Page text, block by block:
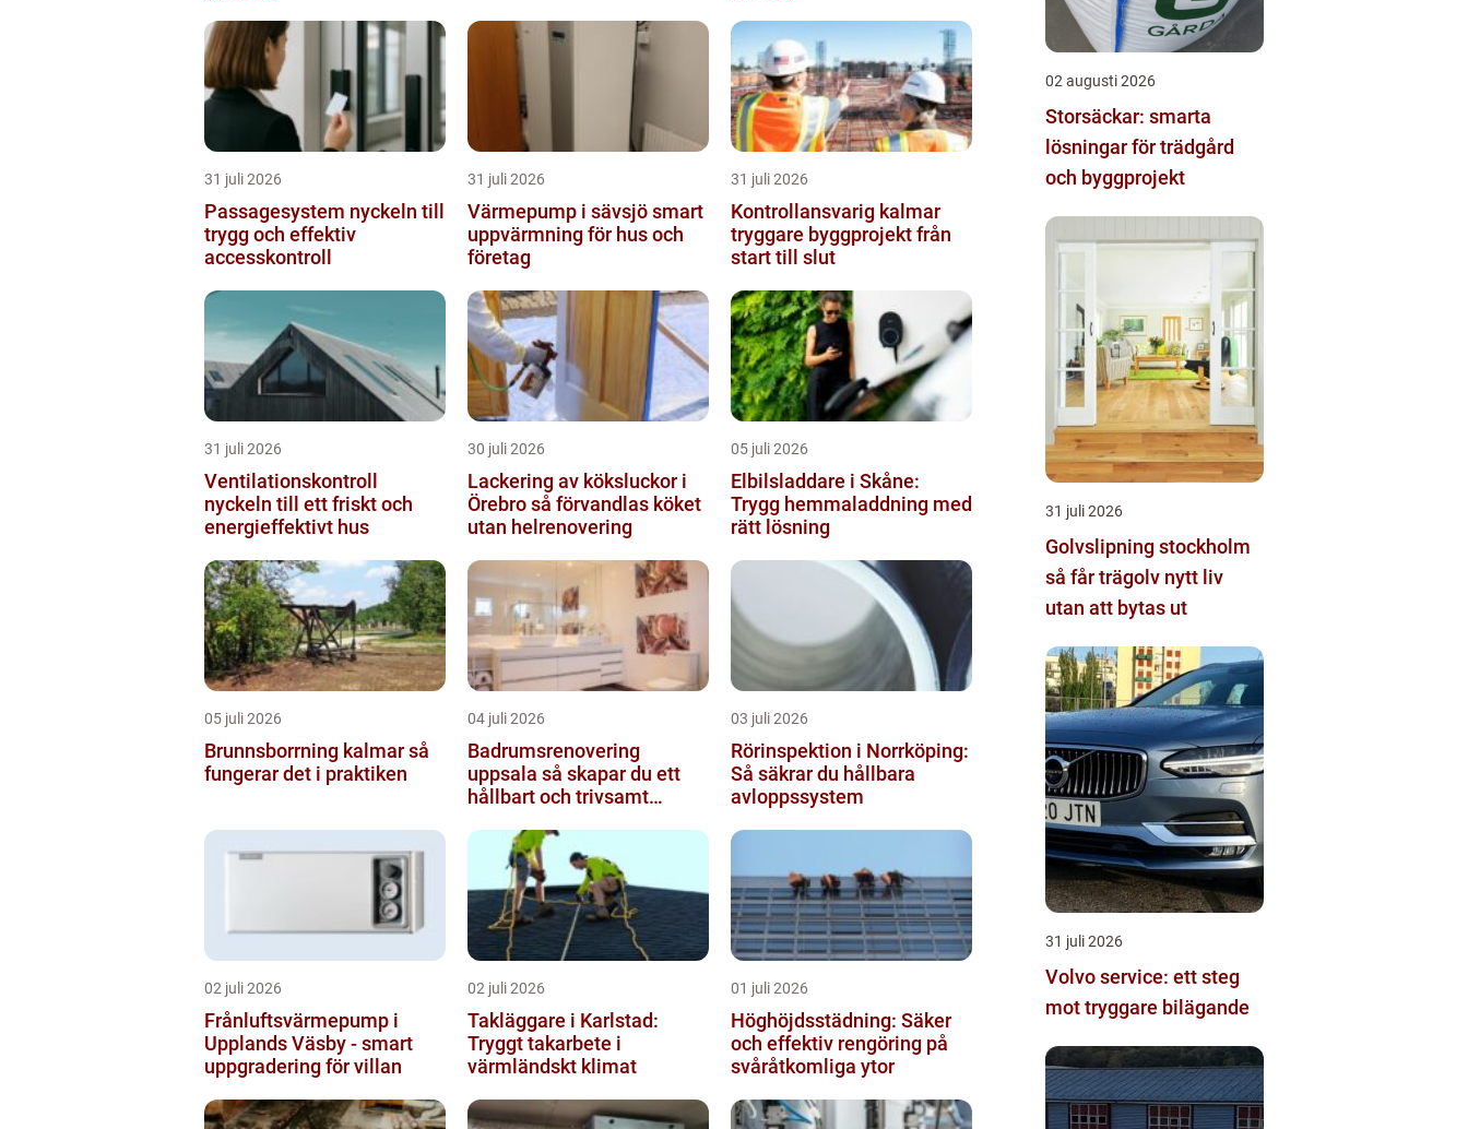
31 juli 2026
Passagesystem nyckeln till
trygg och effektiv
accesskontroll
31 juli 2026
Värmepump i sävsjö smart
uppvärmning för hus och
företag
31 juli 2026
Kontrollansvarig kalmar
tryggare byggprojekt från
start till slut
31 juli 2026
Ventilationskontroll
nyckeln till ett friskt och
energieffektivt hus
30 juli 2026
Lackering av köksluckor i
Örebro så förvandlas köket
utan helrenovering
05 juli 2026
Elbilsladdare i Skåne:
Trygg hemmaladdning med
rätt lösning
05 juli 2026
Brunnsborrning kalmar så
fungerar det i praktiken
04 juli 2026
Badrumsrenovering
uppsala så skapar du ett
hållbart och trivsamt
03 juli 2026
Rörinspektion i Norrköping:
Så säkrar du hållbara
avloppssystem
02 juli 2026
Frånluftsvärmepump i
Upplands Väsby - smart
uppgradering för villan
02 juli 2026
Takläggare i Karlstad:
Tryggt takarbete i
värmländskt klimat
01 juli 2026
Höghöjdsstädning: Säker
och effektiv rengöring på
svåråtkomliga ytor
02 augusti 2026
Storsäckar: smarta
lösningar för trädgård
och byggprojekt
31 juli 2026
Golvslipning stockholm
så får trägolv nytt liv
utan att bytas ut
31 juli 2026
Volvo service: ett steg
mot tryggare bilägande